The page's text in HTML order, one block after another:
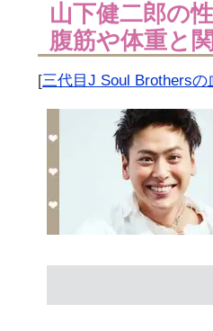
山下健二郎の
腹筋や体重と
[三代目J Soul Brothersの